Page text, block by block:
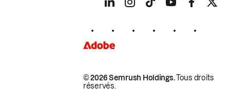
© 2026 Semrush Holdings.Tous droits
réservés.